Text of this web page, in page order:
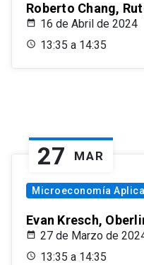
Roberto Chang,
16 de Abril de 2024
13:35 a 14:35
27 MAR
Microeconomía
Evan Kresch,
27 de Marzo de
13:35 a 14:35